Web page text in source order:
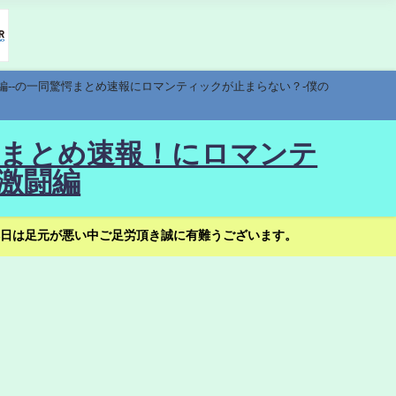
の一同驚愕まとめ速報にロマンティックが止まらない？-僕の
とめ速報！にロマンテ
闘編
足元が悪い中ご足労頂き誠に有難うございます。